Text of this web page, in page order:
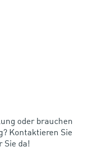
oder brauchen
Kontaktieren Sie
Sie da!